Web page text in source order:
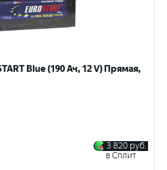
Blue (190 Ач, 12 V) Прямая,
3 820 руб.
в Сплит